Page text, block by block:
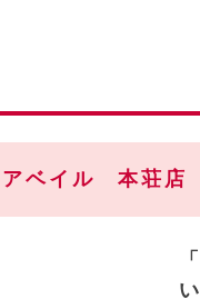
アベイル 本荘店